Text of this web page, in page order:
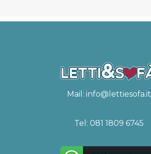
Mail: info@lettiesofa.it
Tel: 081 1809 6745